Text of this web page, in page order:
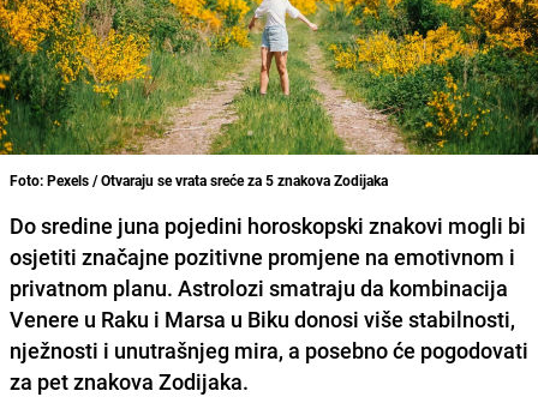
Foto: Pexels / Otvaraju se vrata sreće za 5 znakova Zodijaka
Do sredine juna pojedini horoskopski znakovi mogli bi
osjetiti značajne pozitivne promjene na emotivnom i
privatnom planu. Astrolozi smatraju da kombinacija
Venere u Raku i Marsa u Biku donosi više stabilnosti,
nježnosti i unutrašnjeg mira, a posebno će pogodovati
za pet znakova Zodijaka.